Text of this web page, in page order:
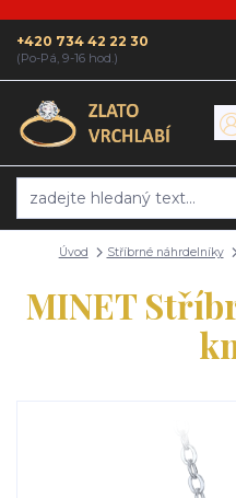
+420 734 42 22 30
(Po-Pá, 9-16 hod.)
Úvod Stříbrné náhrdelníky
MINET